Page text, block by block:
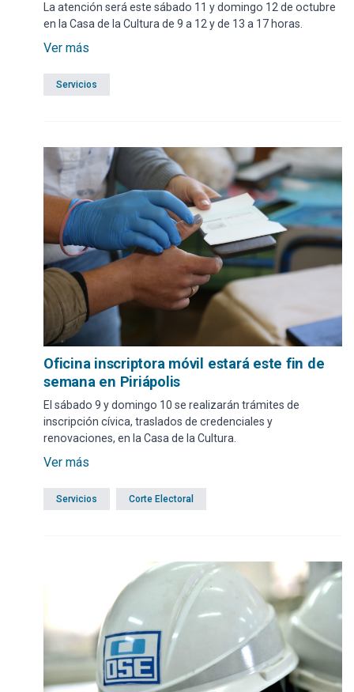
La atención será este sábado 11 y domingo 12 de octubre
en la Casa de la Cultura de 9 a 12 y de 13 a 17 horas.
Ver más
Servicios
Oficina inscriptora móvil estará este fin de
semana en Piriápolis
El sábado 9 y domingo 10 se realizarán trámites de
inscripción cívica, traslados de credenciales y
renovaciones, en la Casa de la Cultura.
Ver más
Servicios Corte Electoral